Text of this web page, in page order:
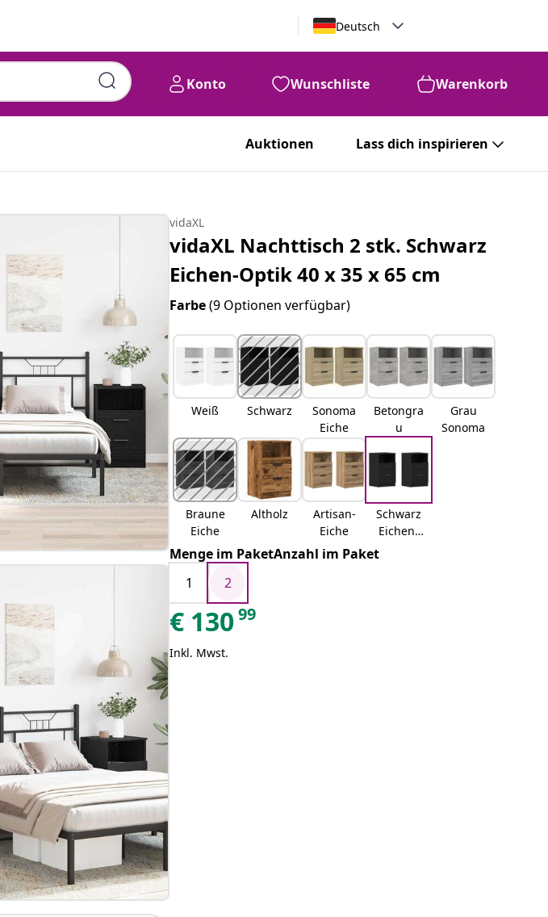
Deutsch
Konto Wunschliste Warenkorb
Auktionen Lass dich inspirieren
vidaXL
vidaXL Nachttisch 2 stk. Schwarz
Eichen-Optik 40 x 35 x 65 cm
Farbe(9 Optionen verfügbar)
Weiß Schwarz
Sonoma
Eiche
Betongra
u
Grau
Sonoma
Braune
Eiche
Altholz
Artisan-
Eiche
Schwarz
Eichen-
Menge im PaketAnzahl im Paket
1
2
€ 13099
Inkl. Mwst.